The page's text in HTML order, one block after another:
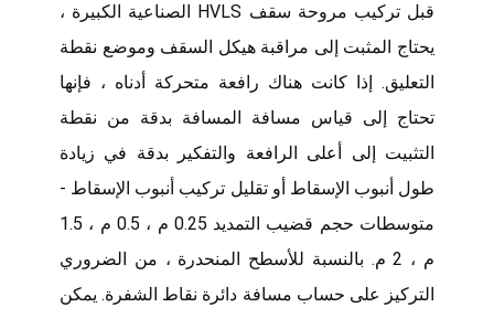
قبل تركيب مروحة سقف HVLS الصناعية الكبيرة ،
يحتاج المثبت إلى مراقبة هيكل السقف وموضع نقطة
التعليق. إذا كانت هناك رافعة متحركة أدناه ، فإنها
تحتاج إلى قياس مسافة المسافة بدقة من نقطة
التثبيت إلى أعلى الرافعة والتفكير بدقة في زيادة
طول أنبوب الإسقاط أو تقليل تركيب أنبوب الإسقاط -
متوسطات حجم قضيب التمديد 0.25 م ، 0.5 م ، 1.5
م ، 2 م. بالنسبة للأسطح المنحدرة ، من الضروري
التركيز على حساب مسافة دائرة نقاط الشفرة. يمكن